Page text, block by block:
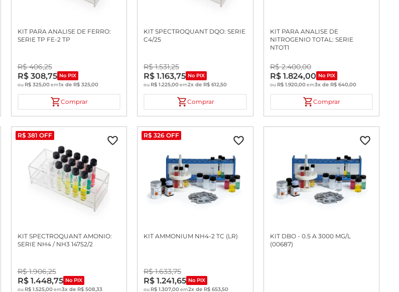
KIT PARA ANALISE DE FERRO:
SERIE TP FE-2 TP
R$ 406,25
R$ 308,75 No PIX
ou R$ 325,00em1x de R$ 325,00
Comprar
KIT SPECTROQUANT DQO: SERIE
C4/25
R$ 1.531,25
R$ 1.163,75 No PIX
ou R$ 1.225,00em2x de R$ 612,50
Comprar
KIT PARA ANALISE DE
NITROGENIO TOTAL: SERIE
NTOT1
R$ 2.400,00
R$ 1.824,00 No PIX
ou R$ 1.920,00em3x de R$ 640,00
Comprar
R$ 381 OFF
KIT SPECTROQUANT AMONIO:
SERIE NH4 / NH3 14752/2
R$ 1.906,25
R$ 1.448,75 No PIX
ou R$ 1.525,00em3x de R$ 508,33
R$ 326 OFF
KIT AMMONIUM NH4-2 TC (LR)
R$ 1.633,75
R$ 1.241,65 No PIX
ou R$ 1.307,00em2x de R$ 653,50
KIT DBO - 0.5 A 3000 MG/L
(00687)